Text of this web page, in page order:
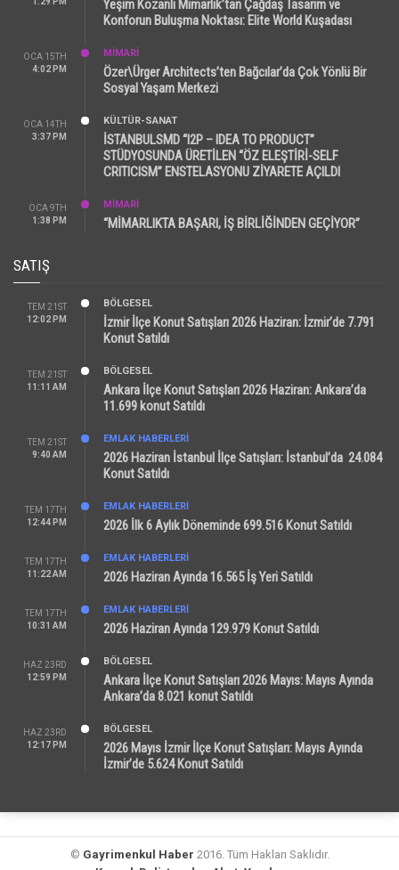
Yeşim Kozanlı Mimarlık’tan Çağdaş Tasarım ve
Konforun Buluşma Noktası: Elite World Kuşadası
OCA 15TH
4:02 PM
MİMARİ
Özer\Ürger Architects’ten Bağcılar’da Çok Yönlü Bir
Sosyal Yaşam Merkezi
OCA 14TH
3:37 PM
KÜLTÜR-SANAT
İSTANBULSMD “I2P – IDEA TO PRODUCT”
STÜDYOSUNDA ÜRETİLEN “ÖZ ELEŞTİRİ-SELF
CRITICISM” ENSTELASYONU ZİYARETE AÇILDI
OCA 9TH
1:38 PM
MİMARİ
“MİMARLIKTA BAŞARI, İŞ BİRLİĞİNDEN GEÇİYOR”
SATIŞ
TEM 21ST
12:02 PM
BÖLGESEL
İzmir İlçe Konut Satışları 2026 Haziran: İzmir’de 7.791
Konut Satıldı
TEM 21ST
11:11 AM
BÖLGESEL
Ankara İlçe Konut Satışları 2026 Haziran: Ankara’da
11.699 konut Satıldı
TEM 21ST
9:40 AM
EMLAK HABERLERI
2026 Haziran İstanbul İlçe Satışları: İstanbul’da 24.084
Konut Satıldı
TEM 17TH
12:44 PM
EMLAK HABERLERI
2026 İlk 6 Aylık Döneminde 699.516 Konut Satıldı
TEM 17TH
11:22 AM
EMLAK HABERLERI
2026 Haziran Ayında 16.565 İş Yeri Satıldı
TEM 17TH
10:31 AM
EMLAK HABERLERI
2026 Haziran Ayında 129.979 Konut Satıldı
HAZ 23RD
12:59 PM
BÖLGESEL
Ankara İlçe Konut Satışları 2026 Mayıs: Mayıs Ayında
Ankara’da 8.021 konut Satıldı
HAZ 23RD
12:17 PM
BÖLGESEL
2026 Mayıs İzmir İlçe Konut Satışları: Mayıs Ayında
İzmir’de 5.624 Konut Satıldı
© Gayrimenkul Haber 2016. Tüm Hakları Saklıdır.